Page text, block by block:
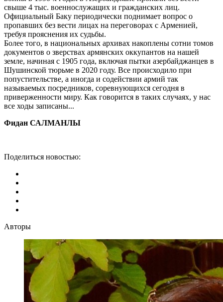
свыше 4 тыс. военнослужащих и гражданских лиц.
Официальный Баку периодически поднимает вопрос о
пропавших без вести лицах на переговорах с Арменией,
требуя прояснения их судьбы.
Более того, в национальных архивах накоплены сотни томов
документов о зверствах армянских оккупантов на нашей
земле, начиная с 1905 года, включая пытки азербайджанцев в
Шушинской тюрьме в 2020 году. Все происходило при
попустительстве, а иногда и содействии армий так
называемых посредников, соревнующихся сегодня в
приверженности миру. Как говорится в таких случаях, у нас
все ходы записаны...
Фидан САЛМАНЛЫ
Поделиться новостью:
Авторы